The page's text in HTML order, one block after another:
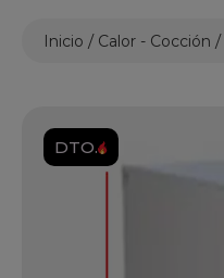
Inicio Calor - Cocción
DTO.